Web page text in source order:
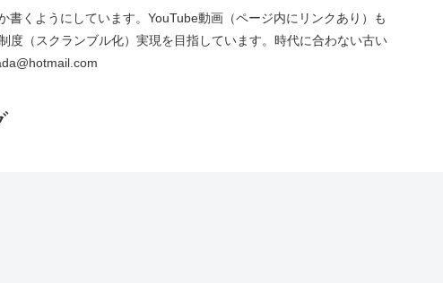
くようにしています。YouTube動画（ページ内にリンクあり）も
（スクランブル化）実現を目指しています。時代に合わない古い